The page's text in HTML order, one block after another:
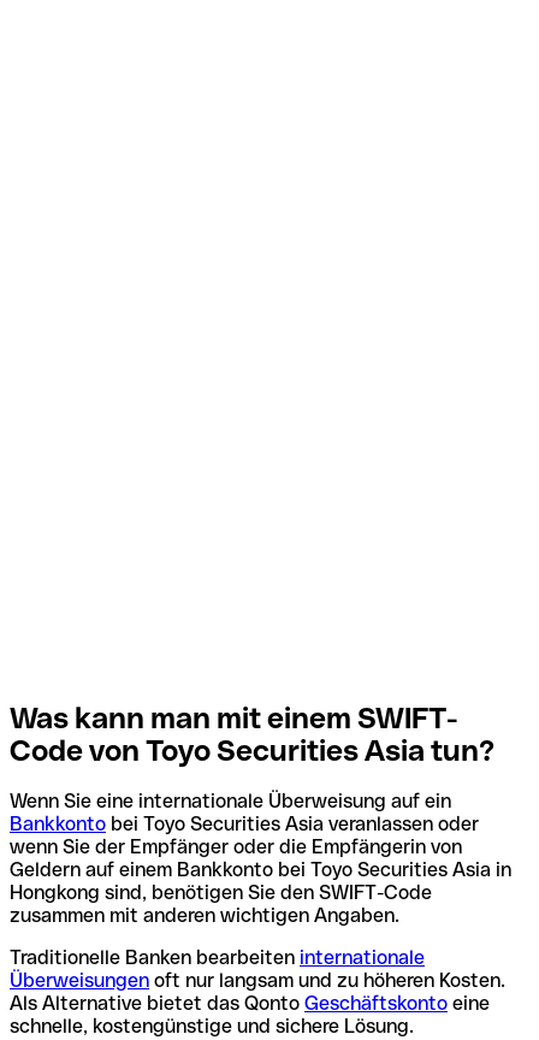
Was kann man mit einem SWIFT-
Code von Toyo Securities Asia tun?
Wenn Sie eine internationale Überweisung auf ein
Bankkonto bei Toyo Securities Asia veranlassen oder
wenn Sie der Empfänger oder die Empfängerin von
Geldern auf einem Bankkonto bei Toyo Securities Asia in
Hongkong sind, benötigen Sie den SWIFT-Code
zusammen mit anderen wichtigen Angaben.
Traditionelle Banken bearbeiten internationale
Überweisungen oft nur langsam und zu höheren Kosten.
Als Alternative bietet das Qonto Geschäftskonto eine
schnelle, kostengünstige und sichere Lösung.